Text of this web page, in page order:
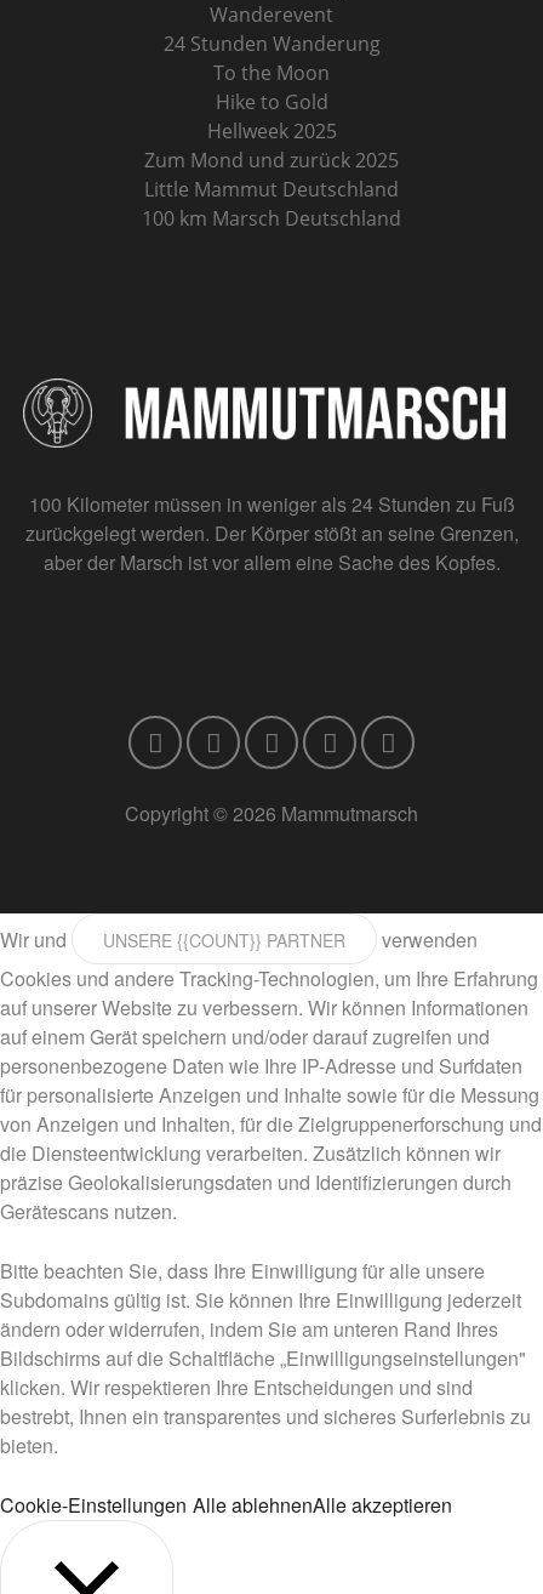
Wanderevent
24 Stunden Wanderung
To the Moon
Hike to Gold
Hellweek 2025
Zum Mond und zurück 2025
Little Mammut Deutschland
100 km Marsch Deutschland
100 Kilometer müssen in weniger als 24 Stunden zu Fuß
zurückgelegt werden. Der Körper stößt an seine Grenzen,
aber der Marsch ist vor allem eine Sache des Kopfes.
Copyright © 2026 Mammutmarsch
Wir und UNSERE {{COUNT}} PARTNER
verwenden
Cookies und andere Tracking-Technologien, um Ihre Erfahrung
auf unserer Website zu verbessern. Wir können Informationen
auf einem Gerät speichern und/oder darauf zugreifen und
personenbezogene Daten wie Ihre IP-Adresse und Surfdaten
für personalisierte Anzeigen und Inhalte sowie für die Messung
von Anzeigen und Inhalten, für die Zielgruppenerforschung und
die Diensteentwicklung verarbeiten. Zusätzlich können wir
präzise Geolokalisierungsdaten und Identifizierungen durch
Gerätescans nutzen.
Bitte beachten Sie, dass Ihre Einwilligung für alle unsere
Subdomains gültig ist. Sie können Ihre Einwilligung jederzeit
ändern oder widerrufen, indem Sie am unteren Rand Ihres
Bildschirms auf die Schaltfläche „Einwilligungseinstellungen"
klicken. Wir respektieren Ihre Entscheidungen und sind
bestrebt, Ihnen ein transparentes und sicheres Surferlebnis zu
bieten.
Cookie-Einstellungen Alle ablehnenAlle akzeptieren